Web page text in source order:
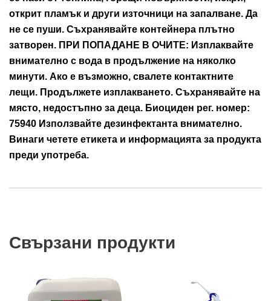
открит пламък и други източници на запалване. Да
не се пуши. Съхранявайте контейнера плътно
затворен. ПРИ ПОПАДАНЕ В ОЧИТЕ: Изплаквайте
внимателно с вода в продължение на няколко
минути. Ако е възможно, свалете контактните
лещи. Продължете изплакването. Съхранявайте на
място, недостъпно за деца. Биоциден рег. номер:
75940 Използвайте дезинфектанта внимателно.
Винаги четете етикета и информацията за продукта
преди употреба.
Свързани продукти